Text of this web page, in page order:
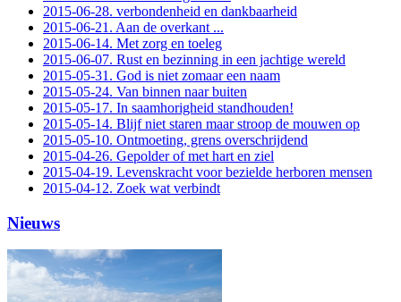
2015-06-28. verbondenheid en dankbaarheid
2015-06-21. Aan de overkant ...
2015-06-14. Met zorg en toeleg
2015-06-07. Rust en bezinning in een jachtige wereld
2015-05-31. God is niet zomaar een naam
2015-05-24. Van binnen naar buiten
2015-05-17. In saamhorigheid standhouden!
2015-05-14. Blijf niet staren maar stroop de mouwen op
2015-05-10. Ontmoeting, grens overschrijdend
2015-04-26. Gepolder of met hart en ziel
2015-04-19. Levenskracht voor bezielde herboren mensen
2015-04-12. Zoek wat verbindt
Nieuws